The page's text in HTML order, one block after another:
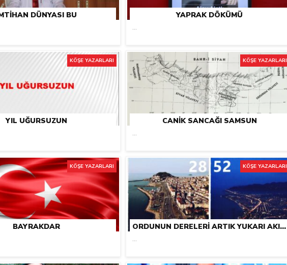
DÜNYASI BU
YAPRAK DÖKÜMÜ
...
KÖŞE YAZARLARI
YIL UĞURSUZUN
KÖŞE YAZARLARI
CANIK SANCAĞI SAMSUN
...
KÖŞE YAZARLARI
BAYRAKDAR
KÖŞE YAZARLARI
ORDUNUN DERELERI ARTIK YUKARI AKIYOR
...